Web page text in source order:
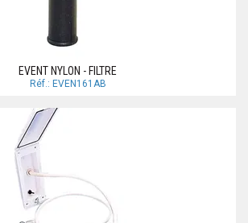
EVENT NYLON - FILTRE
Réf.: EVEN161AB